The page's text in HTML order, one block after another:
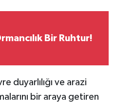
Bir Ruhtur!
duyarlılığı ve arazi
bir araya getiren